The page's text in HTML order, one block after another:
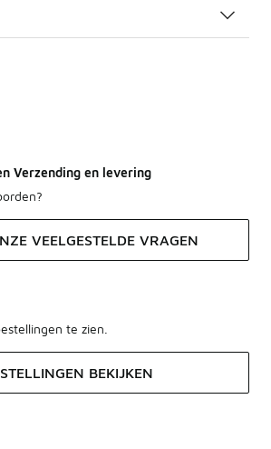
Verzending en levering
VEELGESTELDE VRAGEN
te zien.
BEKIJKEN